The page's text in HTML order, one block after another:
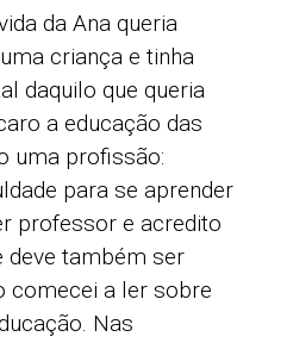
da Ana queria
criança e tinha
daquilo que queria
a educação das
uma profissão:
para se aprender
professor e acredito
deve também ser
comecei a ler sobre
Nas